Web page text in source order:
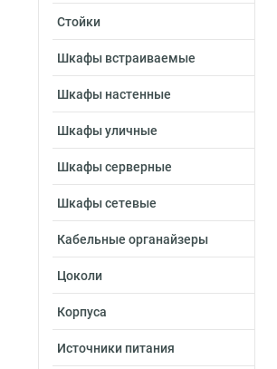
Стойки
Шкафы встраиваемые
Шкафы настенные
Шкафы уличные
Шкафы серверные
Шкафы сетевые
Кабельные органайзеры
Цоколи
Корпуса
Источники питания